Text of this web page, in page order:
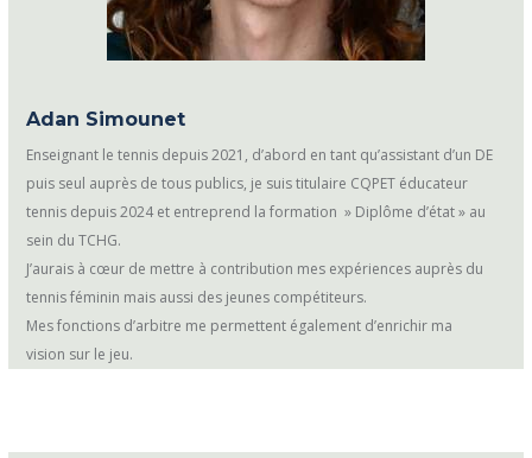
Adan Simounet
Enseignant le tennis depuis 2021, d’abord en tant qu’assistant d’un DE
puis seul auprès de tous publics, je suis titulaire CQPET éducateur
tennis depuis 2024 et entreprend la formation » Diplôme d’état » au
sein du TCHG.
J’aurais à cœur de mettre à contribution mes expériences auprès du
tennis féminin mais aussi des jeunes compétiteurs.
Mes fonctions d’arbitre me permettent également d’enrichir ma
vision sur le jeu.